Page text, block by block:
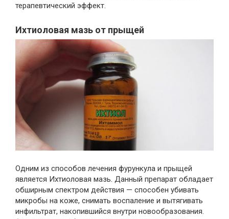
терапевтический эффект.
Ихтиоловая мазь от прыщей
Одним из способов лечения фурункула и прыщей
является Ихтиоловая мазь. Данный препарат обладает
обширным спектром действия — способен убивать
микробы на коже, снимать воспаление и вытягивать
инфильтрат, накопившийся внутри новообразования.